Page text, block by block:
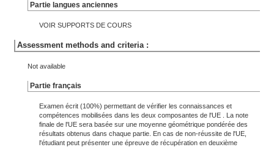
Partie langues anciennes
VOIR SUPPORTS DE COURS
Assessment methods and criteria :
Not available
Partie français
Examen écrit (100%) permettant de vérifier les connaissances et
compétences mobilisées dans les deux composantes de l'UE . La note
finale de l'UE sera basée sur une moyenne géométrique pondérée des
résultats obtenus dans chaque partie. En cas de non-réussite de l'UE,
l'étudiant peut présenter une épreuve de récupération en deuxième